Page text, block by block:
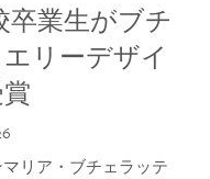
卒業生がブチ
リーデザイ
リア・ブチェラッテ